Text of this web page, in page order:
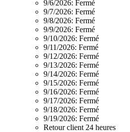
9/6/2026: Fermé
9/7/2026: Fermé
9/8/2026: Fermé
9/9/2026: Fermé
9/10/2026: Fermé
9/11/2026: Fermé
9/12/2026: Fermé
9/13/2026: Fermé
9/14/2026: Fermé
9/15/2026: Fermé
9/16/2026: Fermé
9/17/2026: Fermé
9/18/2026: Fermé
9/19/2026: Fermé
Retour client 24 heures